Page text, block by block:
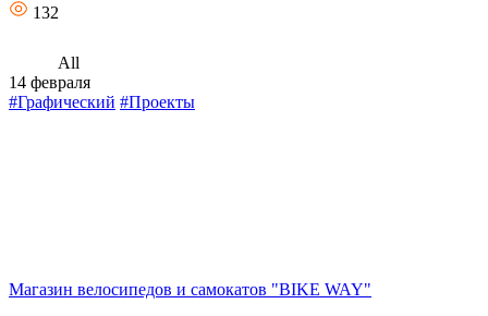
132
All
14 февраля
#Графический #Проекты
Магазин велосипедов и самокатов "BIKE WAY"